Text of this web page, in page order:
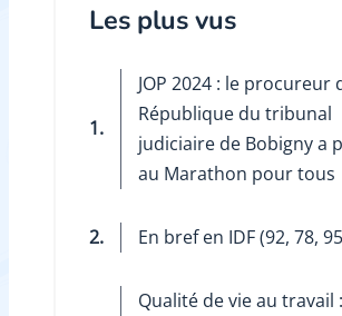
Les plus vus
1.
JOP 2024 : le procureur
République du tribunal
judiciaire de Bobigny a
au Marathon pour tous
2. En bref en IDF (92, 78,
Qualité de vie au travail